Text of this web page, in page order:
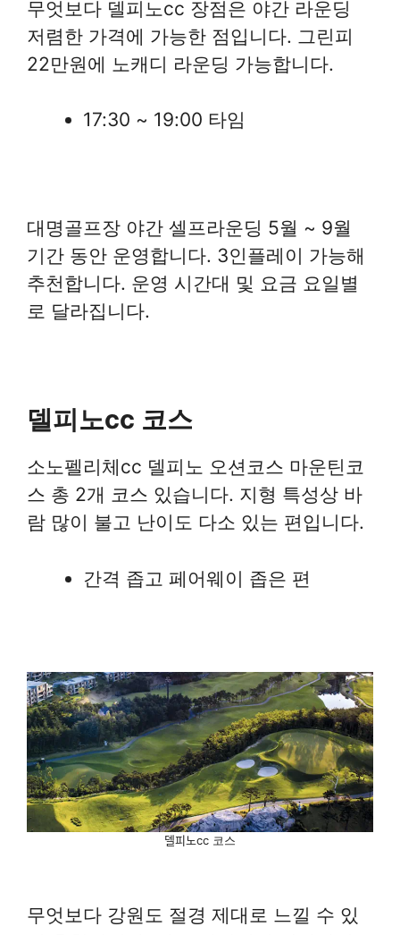
무엇보다 델피노cc 장점은 야간 라운딩
저렴한 가격에 가능한 점입니다. 그린피
22만원에 노캐디 라운딩 가능합니다.
17:30 ~ 19:00 타임
대명골프장 야간 셀프라운딩 5월 ~ 9월
기간 동안 운영합니다. 3인플레이 가능해
추천합니다. 운영 시간대 및 요금 요일별
로 달라집니다.
델피노cc 코스
소노펠리체cc 델피노 오션코스 마운틴코
스 총 2개 코스 있습니다. 지형 특성상 바
람 많이 불고 난이도 다소 있는 편입니다.
간격 좁고 페어웨이 좁은 편
델피노cc 코스
무엇보다 강원도 절경 제대로 느낄 수 있